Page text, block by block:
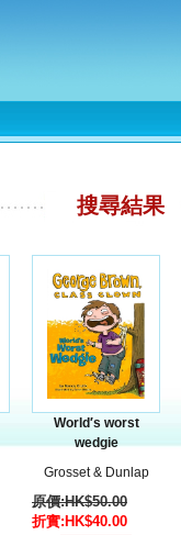
搜尋結果
World′s worst
wedgie
Grosset & Dunlap
原價:HK$50.00
折實:HK$40.00